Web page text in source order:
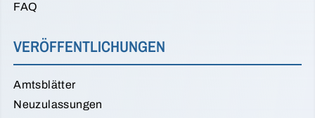
FAQ
VERÖFFENTLICHUNGEN
Amtsblätter
Neuzulassungen